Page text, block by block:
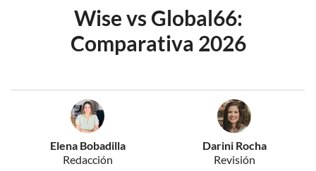
Wise vs Global66:
Comparativa 2026
Elena Bobadilla
Redacción
Darini Rocha
Revisión